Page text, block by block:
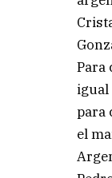
Para
igual
para
el